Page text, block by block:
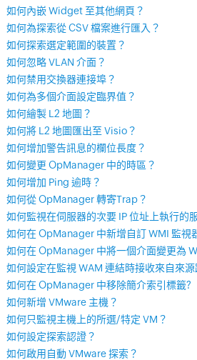
如何內嵌 Widget 至其他網頁？
如何為探索從 CSV 檔案進行匯入？
如何探索選定範圍的裝置？
如何忽略 VLAN 介面？
如何禁用交換器連接埠？
如何為多個介面設定臨界值？
如何繪製 L2 地圖？
如何將 L2 地圖匯出至 Visio？
如何增加警告訊息的欄位長度？
如何變更 OpManager 中的時區？
如何增加 Ping 逾時？
如何從 OpManager 轉寄Trap？
如何監視在伺服器的次要 IP 位址上執行的
如何在 OpManager 中新增自訂 WMI 監視
如何在 OpManager 中將一個介面變更為
如何設定在監視 WAM 連結時接收來自來
如何在 OpManager 中移除簡介索引標籤?
如何新增 VMware 主機？
如何只監視主機上的所選/特定 VM？
如何設定探索認證？
如何啟用自動 VMware 探索？